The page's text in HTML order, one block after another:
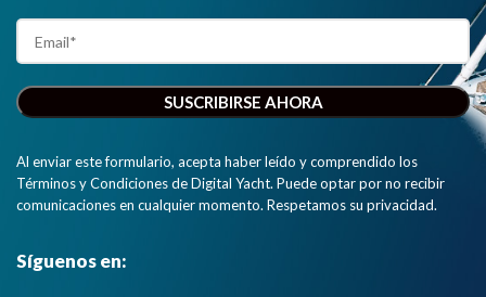
Al enviar este formulario, acepta haber leído y comprendido los
Términos y Condiciones de Digital Yacht. Puede optar por no recibir
comunicaciones en cualquier momento. Respetamos su privacidad.
Síguenos en: